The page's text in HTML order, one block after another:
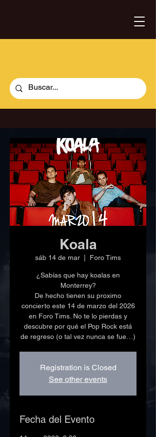
Koala
sáb 14 de mar Foro Tims
¿Sabías que hay koalas en
Monterrey?
De hecho tienen su proximo
concierto este 14 de marzo del 2026
en Foro Tims. No te lo pierdas y
descubre por qué el Pop Rock está
de regreso (o tal vez nunca se fue…)
Registration is Closed
See other events
Fecha del Evento